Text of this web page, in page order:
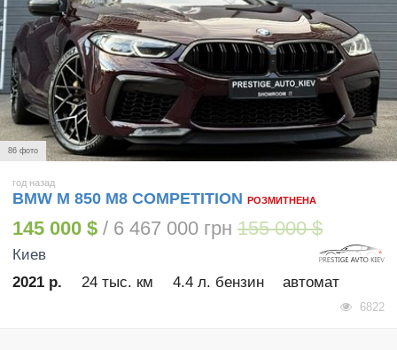
86 фото
год назад
BMW M 850 M8 COMPETITION РОЗМИТНЕНА
145 000 $ / 6 467 000 грн 155 000 $
Киев
2021 р.
24 тыс. км 4.4 л. бензин автомат
6822